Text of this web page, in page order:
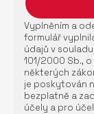
Vyplněním a
formulář
údajů v
101/2000 Sb.,
některých
je poskytován
bezplatně a
účely a pro